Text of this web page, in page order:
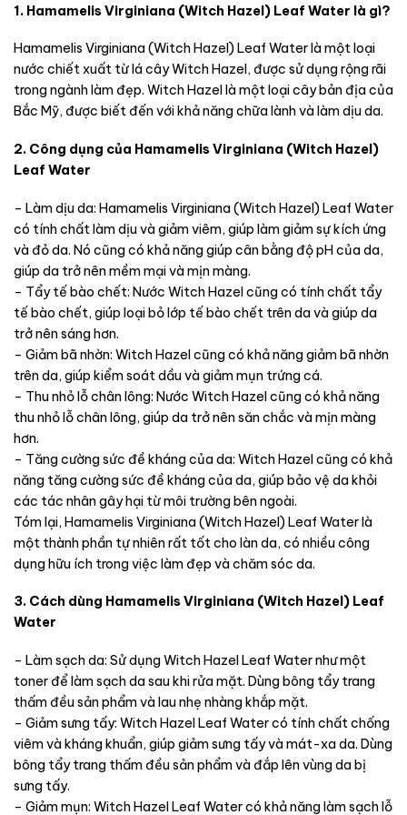
1. Hamamelis Virginiana (Witch Hazel) Leaf Water là gì?
Hamamelis Virginiana (Witch Hazel) Leaf Water là một loại
nước chiết xuất từ lá cây Witch Hazel, được sử dụng rộng rãi
trong ngành làm đẹp. Witch Hazel là một loại cây bản địa của
Bắc Mỹ, được biết đến với khả năng chữa lành và làm dịu da.
2. Công dụng của Hamamelis Virginiana (Witch Hazel)
Leaf Water
– Làm dịu da: Hamamelis Virginiana (Witch Hazel) Leaf Water
có tính chất làm dịu và giảm viêm, giúp làm giảm sự kích ứng
và đỏ da. Nó cũng có khả năng giúp cân bằng độ pH của da,
giúp da trở nên mềm mại và mịn màng.
– Tẩy tế bào chết: Nước Witch Hazel cũng có tính chất tẩy
tế bào chết, giúp loại bỏ lớp tế bào chết trên da và giúp da
trở nên sáng hơn.
– Giảm bã nhờn: Witch Hazel cũng có khả năng giảm bã nhờn
trên da, giúp kiểm soát dầu và giảm mụn trứng cá.
– Thu nhỏ lỗ chân lông: Nước Witch Hazel cũng có khả năng
thu nhỏ lỗ chân lông, giúp da trở nên săn chắc và mịn màng
hơn.
– Tăng cường sức đề kháng của da: Witch Hazel cũng có khả
năng tăng cường sức đề kháng của da, giúp bảo vệ da khỏi
các tác nhân gây hại từ môi trường bên ngoài.
Tóm lại, Hamamelis Virginiana (Witch Hazel) Leaf Water là
một thành phần tự nhiên rất tốt cho làn da, có nhiều công
dụng hữu ích trong việc làm đẹp và chăm sóc da.
3. Cách dùng Hamamelis Virginiana (Witch Hazel) Leaf
Water
– Làm sạch da: Sử dụng Witch Hazel Leaf Water như một
toner để làm sạch da sau khi rửa mặt. Dùng bông tẩy trang
thấm đều sản phẩm và lau nhẹ nhàng khắp mặt.
– Giảm sưng tấy: Witch Hazel Leaf Water có tính chất chống
viêm và kháng khuẩn, giúp giảm sưng tấy và mát-xa da. Dùng
bông tẩy trang thấm đều sản phẩm và đắp lên vùng da bị
sưng tấy.
– Giảm mụn: Witch Hazel Leaf Water có khả năng làm sạch lỗ